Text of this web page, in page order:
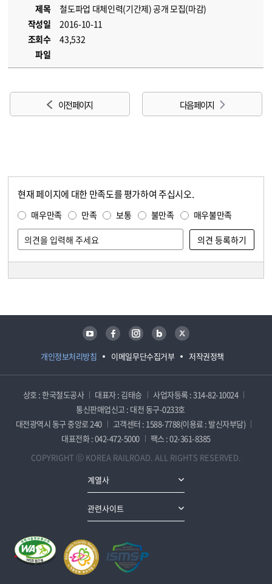
제목
철도파업 대체인력(기간제) 공개 모집(마감)
작성일
2016-10-11
조회수
43,532
파일
이전 페이지 다음 페이지
현재 페이지에 대한 만족도를 평가하여 주십시오.
매우만족 만족 보통 불만족 매우불만족
개인정보처리방침 이메일무단수집거부 저작권정책
유튜브 페이스북 인스타그램 블로그 트위터
상호 : 한국철도공사 대표자 : 김태승
사업자등록 : 314-82-10024
통신판매업신고 : 대전 동구-0233호
대전광역시 동구 중앙로 240
고객센터 : 1588-7788(이용료 : 발신자부담)
대표전화 : 042-472-5000
팩스 : 02-361-8385
COPYRIGHT ⓒ KOREA RAILROAD. ALL RIGHTS RESERVED.
계열사
관련사이트